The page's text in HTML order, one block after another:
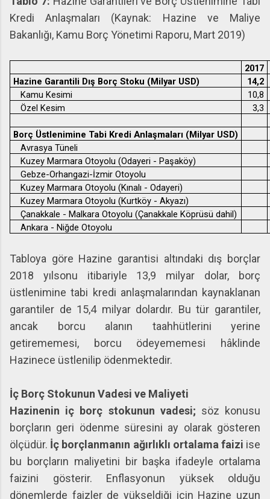
Kredi Anlaşmaları (Kaynak: Hazine ve Maliye
Bakanlığı, Kamu Borç Yönetimi Raporu, Mart 2019)
2017
Hazine Garantili Dış Borç Stoku (Milyar USD)
14,2
Kamu Kesimi
10,8
Özel Kesim
3,3
Borç Üstlenimine Tabi Kredi Anlaşmaları (Milyar USD)
Avrasya Tüneli
Kuzey Marmara Otoyolu (Odayeri - Paşaköy)
Gebze-Orhangazi-İzmir Otoyolu
Kuzey Marmara Otoyolu (Kınalı - Odayeri)
Kuzey Marmara Otoyolu (Kurtköy - Akyazı)
Çanakkale - Malkara Otoyolu (Çanakkale Köprüsü dahil)
Ankara - Niğde Otoyolu
Tabloya göre Hazine garantisi altındaki dış borçlar
2018 yılsonu itibariyle 13,9 milyar dolar, borç
üstlenimine tabi kredi anlaşmalarından kaynaklanan
garantiler de 15,4 milyar dolardır. Bu tür garantiler,
ancak borcu alanın taahhütlerini yerine
getirememesi, borcu ödeyememesi hâklinde
Hazinece üstlenilip ödenmektedir.
İç Borç Stokunun Vadesi ve Maliyeti
Hazinenin iç borç stokunun vadesi; söz konusu
borçların geri ödenme süresini ay olarak gösteren
ölçüdür. İç borçlanmanın ağırlıklı ortalama faizi ise
bu borçların maliyetini bir başka ifadeyle ortalama
faizini gösterir. Enflasyonun yüksek olduğu
dönemlerde faizler de yükseldiği için Hazine uzun